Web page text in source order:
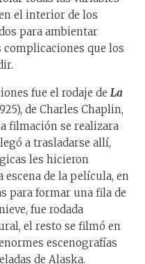
el interior de los
para ambientar
complicaciones que los
fue el rodaje de La
de Charles Chaplin,
filmación se realizara
a trasladarse allí,
les hicieron
de la película, en
para formar una fila de
fue rodada
el resto se filmó en
escenografías
de Alaska.